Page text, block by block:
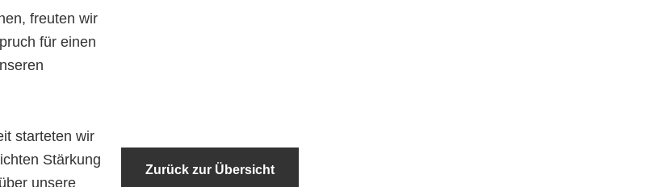
freuten wir
für einen
starteten wir
Stärkung
unsere
Zurück zur Übersicht